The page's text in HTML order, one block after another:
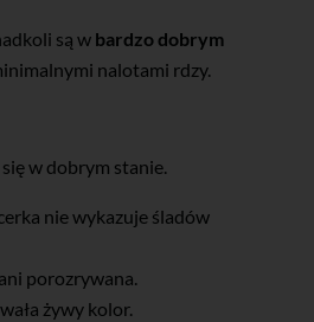
są w bardzo dobrym
nalotami rdzy.
w dobrym stanie.
nie wykazuje śladów
porozrywana.
żywy kolor.